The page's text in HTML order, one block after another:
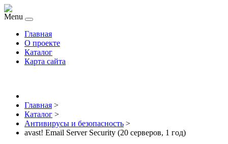
Menu
Главная
О проекте
Каталог
Карта сайта
Главная >
Каталог >
Антивирусы и безопасность >
avast! Email Server Security (20 серверов, 1 год)